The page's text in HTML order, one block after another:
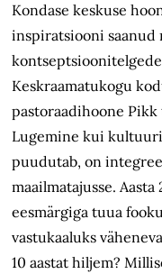
Kondase keskuse
inspiratsiooni saanud
Keskraamatukogu
pastoraadihoone Pikk
Lugemine kui
puudutab, on
maailmatajusse.
eesmärgiga tuua
vastukaaluks
10 aastat hiljem?